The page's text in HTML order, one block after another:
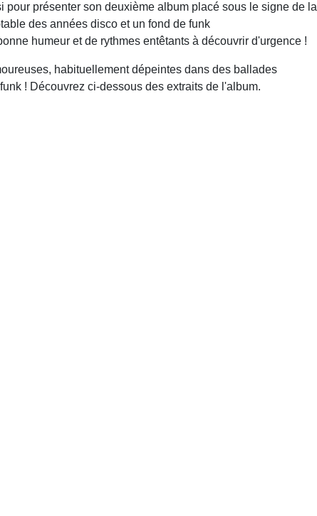
pour présenter son deuxième album placé sous le signe de la
des années disco et un fond de funk
humeur et de rythmes entêtants à découvrir d'urgence !
habituellement dépeintes dans des ballades
! Découvrez ci-dessous des extraits de l'album.